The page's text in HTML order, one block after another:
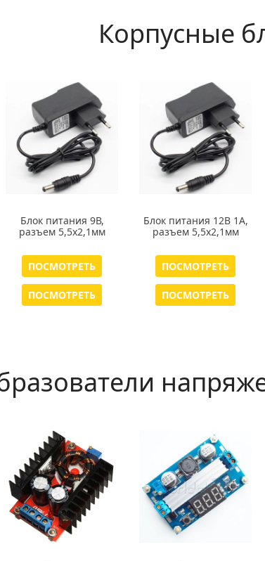
Корпусные
Блок питания 9В,
разъем 5,5х2,1мм
ПОСМОТРЕТЬ
ПОСМОТРЕТЬ
Блок питания 12В 1А,
разъем 5,5х2,1мм
ПОСМОТРЕТЬ
ПОСМОТРЕТЬ